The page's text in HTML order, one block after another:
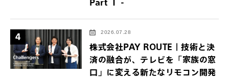
4 2026.07.28
株式会社PAY ROUTE｜技術と決
済の融合が、テレビを「家族の窓
口」に変える新たなリモコン開発